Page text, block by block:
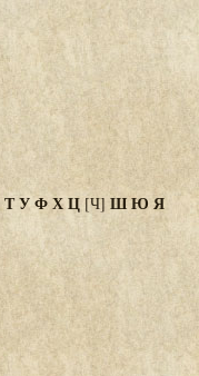
ТУФХЦ [Ч] ШЮ Я